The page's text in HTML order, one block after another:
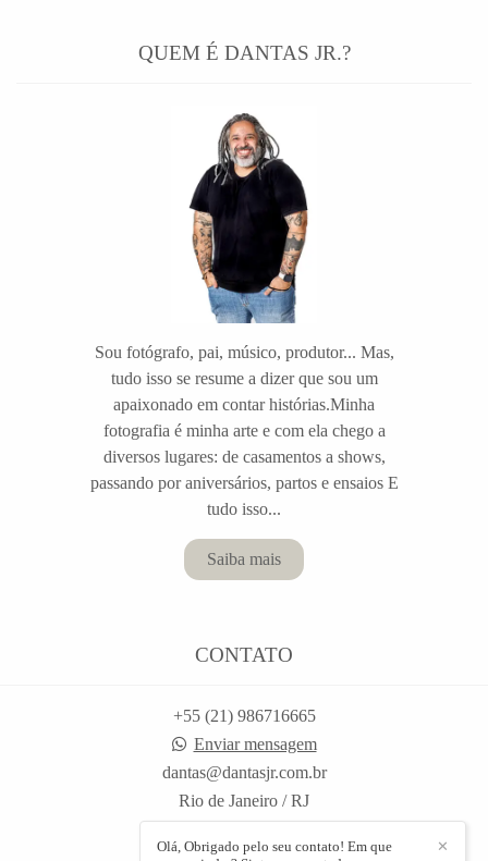
QUEM É DANTAS JR.?
Sou fotógrafo, pai, músico, produtor... Mas,
tudo isso se resume a dizer que sou um
apaixonado em contar histórias.Minha
fotografia é minha arte e com ela chego a
diversos lugares: de casamentos a shows,
passando por aniversários, partos e ensaios E
tudo isso...
Saiba mais
CONTATO
+55 (21) 986716665
Enviar mensagem
dantas@dantasjr.com.br
Rio de Janeiro / RJ
✕
Olá, Obrigado pelo seu contato! Em que